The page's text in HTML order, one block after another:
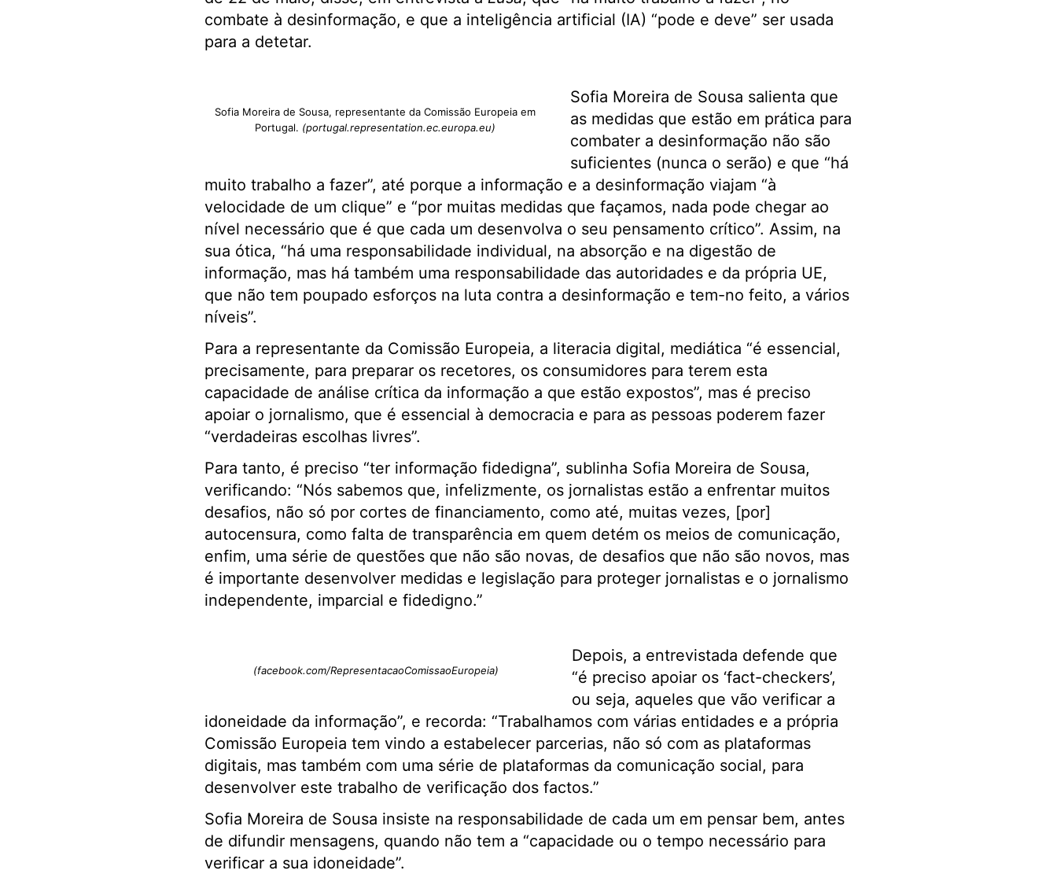
combate à desinformação, e que a inteligência artificial (IA) “pode e deve” ser usada
para a detetar.
Sofia Moreira de Sousa, representante da Comissão Europeia em
Portugal. (portugal.representation.ec.europa.eu)
Sofia Moreira de Sousa salienta que
as medidas que estão em prática para
combater a desinformação não são
suficientes (nunca o serão) e que “há
muito trabalho a fazer”, até porque a informação e a desinformação viajam “à
velocidade de um clique” e “por muitas medidas que façamos, nada pode chegar ao
nível necessário que é que cada um desenvolva o seu pensamento crítico”. Assim, na
sua ótica, “há uma responsabilidade individual, na absorção e na digestão de
informação, mas há também uma responsabilidade das autoridades e da própria UE,
que não tem poupado esforços na luta contra a desinformação e tem-no feito, a vários
níveis”.
Para a representante da Comissão Europeia, a literacia digital, mediática “é essencial,
precisamente, para preparar os recetores, os consumidores para terem esta
capacidade de análise crítica da informação a que estão expostos”, mas é preciso
apoiar o jornalismo, que é essencial à democracia e para as pessoas poderem fazer
“verdadeiras escolhas livres”.
Para tanto, é preciso “ter informação fidedigna”, sublinha Sofia Moreira de Sousa,
verificando: “Nós sabemos que, infelizmente, os jornalistas estão a enfrentar muitos
desafios, não só por cortes de financiamento, como até, muitas vezes, [por]
autocensura, como falta de transparência em quem detém os meios de comunicação,
enfim, uma série de questões que não são novas, de desafios que não são novos, mas
é importante desenvolver medidas e legislação para proteger jornalistas e o jornalismo
independente, imparcial e fidedigno.”
(facebook.com/RepresentacaoComissaoEuropeia)
Depois, a entrevistada defende que
“é preciso apoiar os ‘fact-checkers’,
ou seja, aqueles que vão verificar a
idoneidade da informação”, e recorda: “Trabalhamos com várias entidades e a própria
Comissão Europeia tem vindo a estabelecer parcerias, não só com as plataformas
digitais, mas também com uma série de plataformas da comunicação social, para
desenvolver este trabalho de verificação dos factos.”
Sofia Moreira de Sousa insiste na responsabilidade de cada um em pensar bem, antes
de difundir mensagens, quando não tem a “capacidade ou o tempo necessário para
verificar a sua idoneidade”.